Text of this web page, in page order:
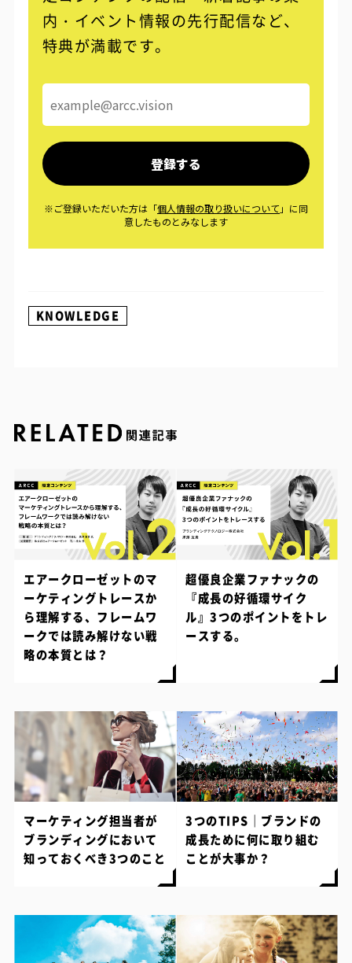
内・イベント情報の先行配信など、
特典が満載です。
KNOWLEDGE
エアークローゼットのマ
ーケティングトレースか
ら理解する、フレームワ
ークでは読み解けない戦
略の本質とは？
超優良企業ファナックの
『成長の好循環サイク
ル』3つのポイントをトレ
ースする。
マーケティング担当者が
ブランディングにおいて
知っておくべき3つのこと
3つのTIPS｜ブランドの
成長ために何に取り組む
ことが大事か？